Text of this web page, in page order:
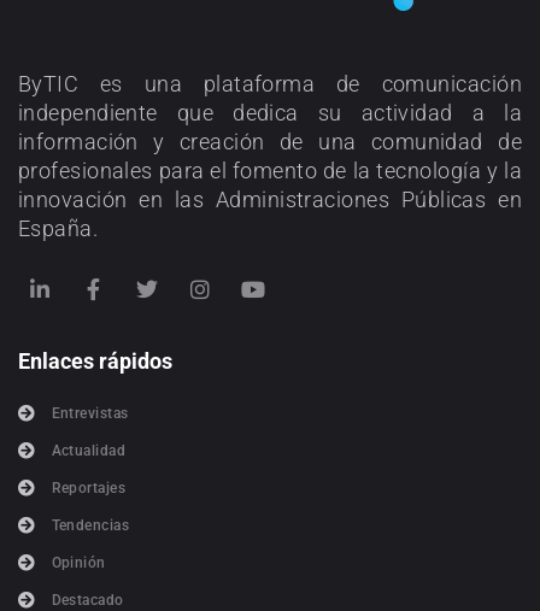
ByTIC es una plataforma de comunicación
independiente que dedica su actividad a la
información y creación de una comunidad de
profesionales para el fomento de la tecnología y la
innovación en las Administraciones Públicas en
España.
Enlaces rápidos
Entrevistas
Actualidad
Reportajes
Tendencias
Opinión
Destacado